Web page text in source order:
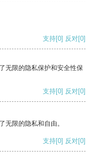
支持[0] 反对[0]
无限的隐私保护和安全性保
支持[0] 反对[0]
无限的隐私和自由。
支持[0] 反对[0]